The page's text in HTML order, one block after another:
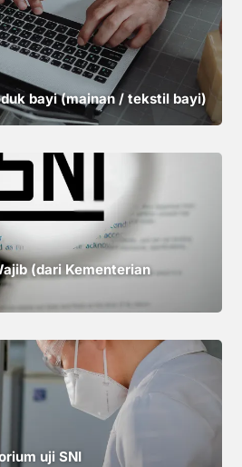
bayi (mainan / tekstil bayi)
(dari Kementerian
uji SNI